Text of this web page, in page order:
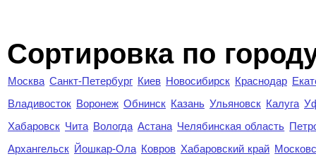
Cортировка по
Москва Санкт-Петербург Киев Новосибирск Краснодар
Владивосток Воронеж Обнинск Казань Ульяновск Калуга
Хабаровск Чита Вологда Астана Челябинская область
Архангельск Йошкар-Ола Ковров Хабаровский край